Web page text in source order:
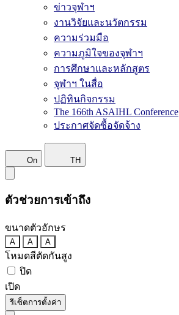
ข่าวจุฬาฯ
งานวิจัยและนวัตกรรม
ความร่วมมือ
ความภูมิใจของจุฬาฯ
การศึกษาและหลักสูตร
จุฬาฯ ในสื่อ
ปฏิทินกิจกรรม
The 166th ASAIHL Conference
ประกาศจัดซื้อจัดจ้าง
On TH
ตัวช่วยการเข้าถึง
ขนาดตัวอักษร
A A A
โหมดสีตัดกันสูง
ปิด
เปิด
รีเซ็ตการตั้งค่า